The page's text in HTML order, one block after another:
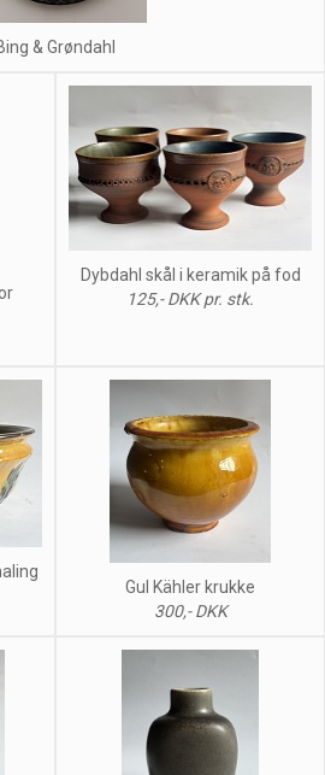
& Grøndahl
Dybdahl skål i keramik på fod
125,- DKK pr. stk.
Gul Kähler krukke
300,- DKK